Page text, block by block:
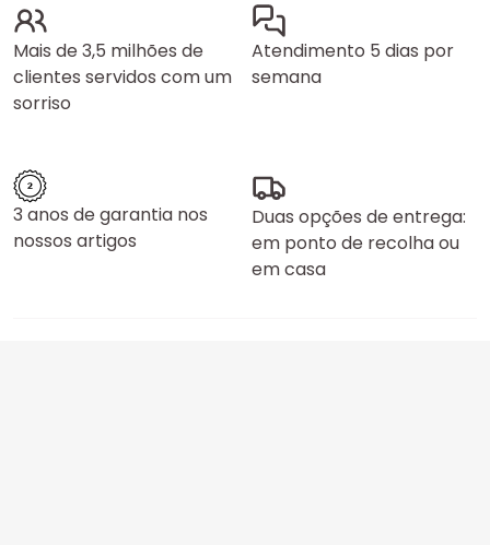
Mais de 3,5 milhões de
clientes servidos com um
sorriso
Atendimento 5 dias por
semana
3 anos de garantia nos
nossos artigos
Duas opções de entrega:
em ponto de recolha ou
em casa